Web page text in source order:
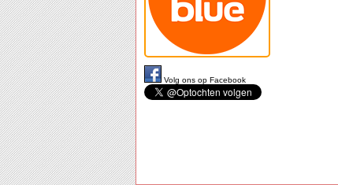
Volg ons op Facebook